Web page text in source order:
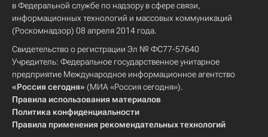
в Федеральной службе по надзору в сфере связи,
информационных технологий и массовых коммуникаций
(Роскомнадзор) 08 апреля 2014 года.
Свидетельство о регистрации Эл № ФС77-57640
Учредитель: Федеральное государственное унитарное
предприятие Международное информационное агентство
«Россия сегодня» (МИА «Россия сегодня»).
Правила использования материалов
Политика конфиденциальности
Правила применения рекомендательных технологий